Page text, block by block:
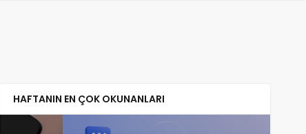
HAFTANIN EN ÇOK OKUNANLARI